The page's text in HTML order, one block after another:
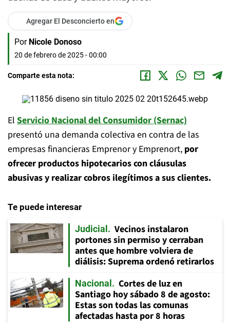
Agregar El Desconcierto en
Por Nicole Donoso
20 de febrero de 2025 - 00:00
Comparte esta nota:
El Servicio Nacional del Consumidor (Sernac)
presentó una demanda colectiva en contra de las
empresas financieras Emprenor y Emprenort, por
ofrecer productos hipotecarios con cláusulas
abusivas y realizar cobros ilegítimos a sus clientes.
Te puede interesar
Judicial
Vecinos instalaron
portones sin permiso y cerraban
antes que hombre volviera de
diálisis: Suprema ordenó retirarlos
Nacional
Cortes de luz en
Santiago hoy sábado 8 de agosto:
Estas son todas las comunas
afectadas hasta por 8 horas